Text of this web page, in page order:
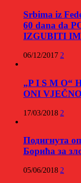
Srbima iz
60 dana da
IZGUBITI
06/12/2017 2
„P I S M O“
ONI
17/03/2018 2
Подигнута
Борића за
05/06/2018 2